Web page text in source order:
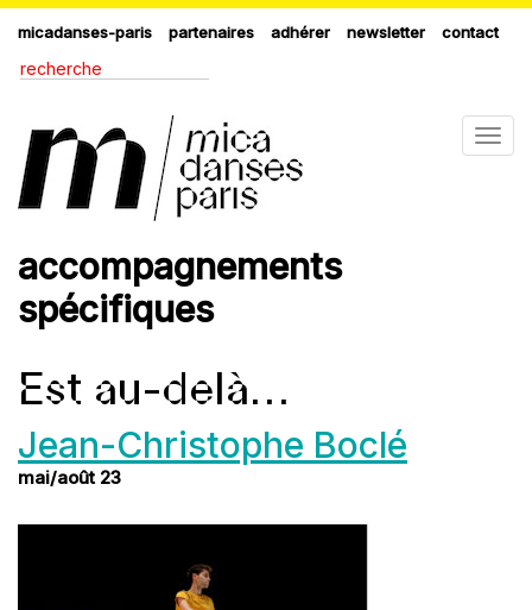
micadanses-paris partenaires adhérer newsletter contact
accompagnements
spécifiques
Est au-delà…
Jean-Christophe Boclé
mai/août 23